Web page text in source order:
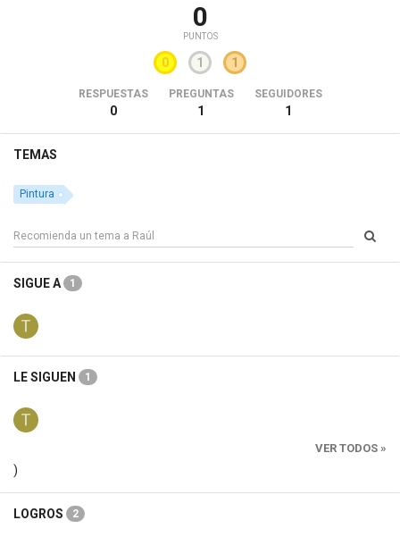
0
PUNTOS
0 1 1
RESPUESTAS
0
PREGUNTAS
1
SEGUIDORES
1
TEMAS
Pintura
SIGUE A 1
LE SIGUEN 1
VER TODOS »
)
LOGROS 2